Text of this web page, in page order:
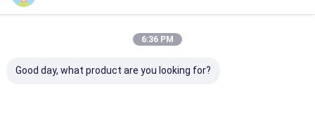
6:36 PM
Good day, what product are you looking for?